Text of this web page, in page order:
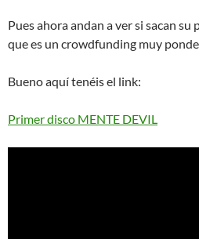
Pues ahora andan a ver si sacan su
que es un crowdfunding muy
Bueno aquí tenéis el link:
Primer disco MENTE DEVIL